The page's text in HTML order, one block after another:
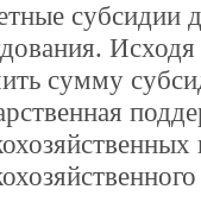
субсидии
сумму